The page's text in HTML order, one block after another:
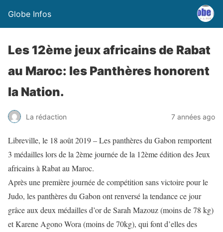
Globe Infos
Les 12ème jeux africains de Rabat
au Maroc: les Panthères honorent
la Nation.
La rédaction 7 années ago
Libreville, le 18 août 2019 – Les panthères du Gabon remportent
3 médailles lors de la 2ème journée de la 12ème édition des Jeux
africains à Rabat au Maroc.
Après une première journée de compétition sans victoire pour le
Judo, les panthères du Gabon ont renversé la tendance ce jour
grâce aux deux médailles d’or de Sarah Mazouz (moins de 78 kg)
et Karene Agono Wora (moins de 70kg), qui font d’elles des